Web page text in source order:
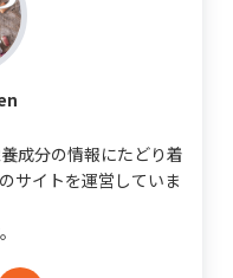
成分の情報にたどり着
サイトを運営していま